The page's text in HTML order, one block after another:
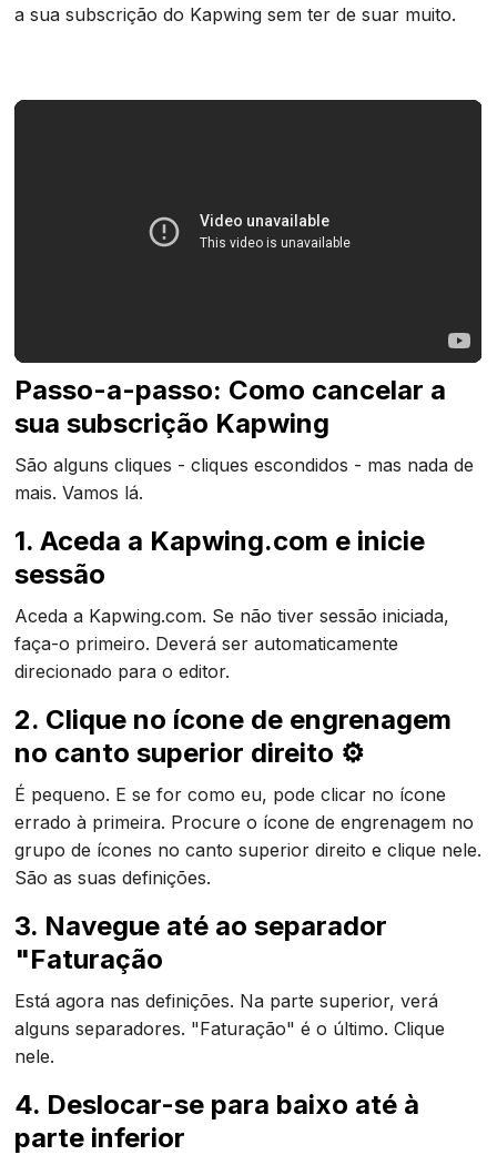
a sua subscrição do Kapwing sem ter de suar muito.
Passo-a-passo: Como cancelar a
sua subscrição Kapwing
São alguns cliques - cliques escondidos - mas nada de
mais. Vamos lá.
1. Aceda a Kapwing.com e inicie
sessão
Aceda a Kapwing.com. Se não tiver sessão iniciada,
faça-o primeiro. Deverá ser automaticamente
direcionado para o editor.
2. Clique no ícone de engrenagem
no canto superior direito ⚙️
É pequeno. E se for como eu, pode clicar no ícone
errado à primeira. Procure o ícone de engrenagem no
grupo de ícones no canto superior direito e clique nele.
São as suas definições.
3. Navegue até ao separador
"Faturação
Está agora nas definições. Na parte superior, verá
alguns separadores. "Faturação" é o último. Clique
nele.
4. Deslocar-se para baixo até à
parte inferior